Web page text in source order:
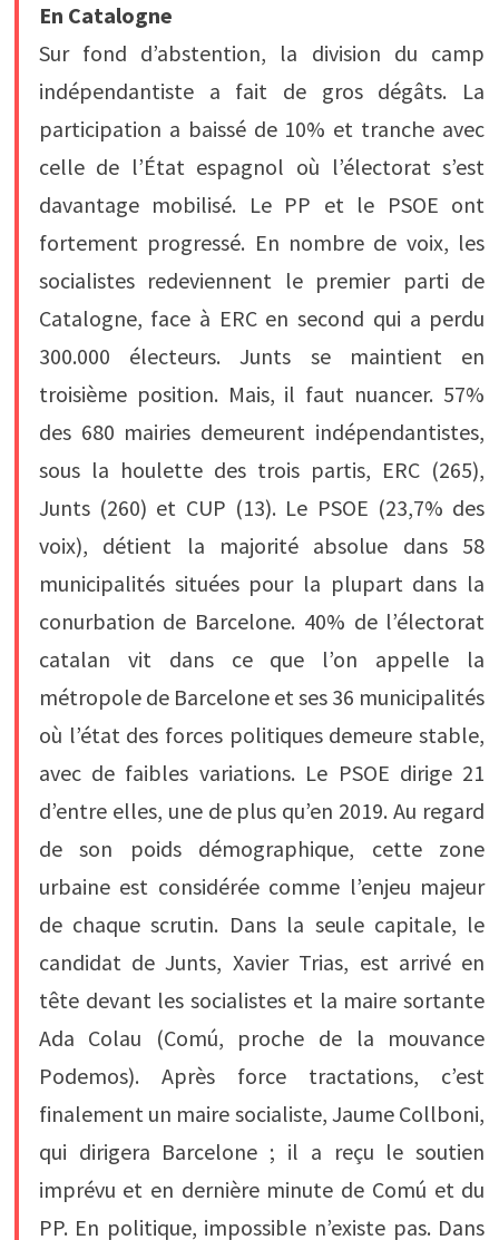
En Catalogne
Sur fond d’abstention, la division du camp
indépendantiste a fait de gros dégâts. La
participation a baissé de 10% et tranche avec
celle de l’État espagnol où l’électorat s’est
davantage mobilisé. Le PP et le PSOE ont
fortement progressé. En nombre de voix, les
socialistes redeviennent le premier parti de
Catalogne, face à ERC en second qui a perdu
300.000 électeurs. Junts se maintient en
troisième position. Mais, il faut nuancer. 57%
des 680 mairies demeurent indépendantistes,
sous la houlette des trois partis, ERC (265),
Junts (260) et CUP (13). Le PSOE (23,7% des
voix), détient la majorité absolue dans 58
municipalités situées pour la plupart dans la
conurbation de Barcelone. 40% de l’électorat
catalan vit dans ce que l’on appelle la
métropole de Barcelone et ses 36 municipalités
où l’état des forces politiques demeure stable,
avec de faibles variations. Le PSOE dirige 21
d’entre elles, une de plus qu’en 2019. Au regard
de son poids démographique, cette zone
urbaine est considérée comme l’enjeu majeur
de chaque scrutin. Dans la seule capitale, le
candidat de Junts, Xavier Trias, est arrivé en
tête devant les socialistes et la maire sortante
Ada Colau (Comú, proche de la mouvance
Podemos). Après force tractations, c’est
finalement un maire socialiste, Jaume Collboni,
qui dirigera Barcelone ; il a reçu le soutien
imprévu et en dernière minute de Comú et du
PP. En politique, impossible n’existe pas. Dans